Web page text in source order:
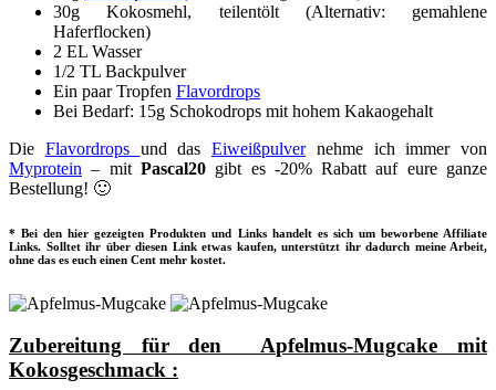
30g Kokosmehl, teilentölt (Alternativ: gemahlene
Haferflocken)
2 EL Wasser
1/2 TL Backpulver
Ein paar Tropfen Flavordrops
Bei Bedarf: 15g Schokodrops mit hohem Kakaogehalt
Die Flavordrops und das Eiweißpulvernehme ich immer von
Myprotein – mit Pascal20gibt es -20% Rabatt auf eure ganze
Bestellung! 🙂
* Bei den hier gezeigten Produkten und Links handelt es sich um beworbene Affiliate
Links. Solltet ihr über diesen Link etwas kaufen, unterstützt ihr dadurch meine Arbeit,
ohne das es euch einen Cent mehr kostet.
Zubereitung für den Apfelmus-Mugcake mit
Kokosgeschmack :